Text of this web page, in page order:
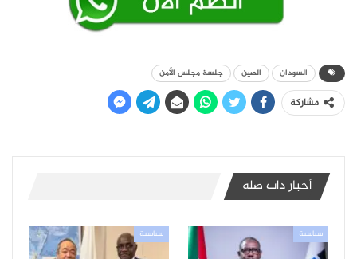
السودان الصين جلسة مجلس الأمن
مشاركة
أخبار ذات صلة
سياسية سياسية